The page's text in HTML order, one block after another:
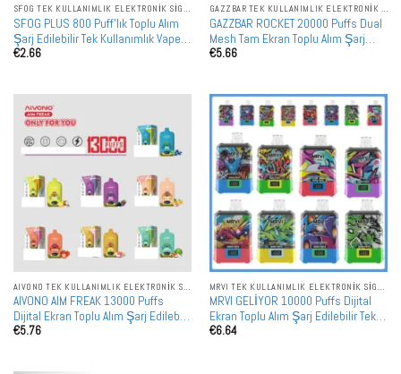
SFOG TEK KULLANIMLIK ELEKTRONIK SIGARALAR
SFOG PLUS 800 Puff'lık Toplu Alım
Şarj Edilebilir Tek Kullanımlık Vape
Toptan Satış
€2.66
GAZZBAR TEK KULLANIMLIK ELEKTRONIK SIGARALAR
GAZZBAR ROCKET 20000 Puffs Dual
Mesh Tam Ekran Toplu Alım Şarj
Edilebilir Tek Kullanımlık Vape
€5.66
AIVONO TEK KULLANIMLIK ELEKTRONIK SIGARALAR
AIVONO AIM FREAK 13000 Puffs
Dijital Ekran Toplu Alım Şarj Edilebilir
Tek Kullanımlık Vape Toptan Satış
€5.76
MRVI TEK KULLANIMLIK ELEKTRONIK SIGARALAR
MRVI GELİYOR 10000 Puffs Dijital
Ekran Toplu Alım Şarj Edilebilir Tek
Kullanımlık Vape Toptan Satış
€6.64